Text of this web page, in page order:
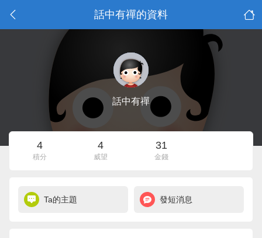
話中有禪的資料
話中有禪
4
積分
4
威望
31
金錢
Ta的主題 發短消息